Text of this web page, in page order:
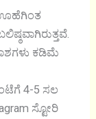
ಊಹೆಗಿಂತ
ಕಡಿಮೆ
4-5 ಸಲ
ಸ್ಟೋರಿ